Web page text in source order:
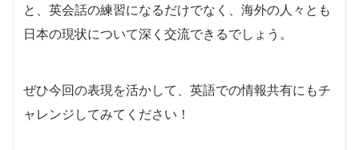
と、英会話の練習になるだけでなく、海外の人々とも
日本の現状について深く交流できるでしょう。
ぜひ今回の表現を活かして、英語での情報共有にもチ
ャレンジしてみてください！